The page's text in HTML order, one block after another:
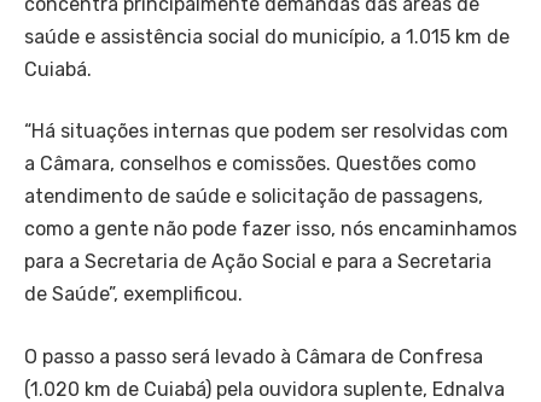
saúde e assistência social do município, a 1.015 km de
Cuiabá.
“Há situações internas que podem ser resolvidas com
a Câmara, conselhos e comissões. Questões como
atendimento de saúde e solicitação de passagens,
como a gente não pode fazer isso, nós encaminhamos
para a Secretaria de Ação Social e para a Secretaria
de Saúde”, exemplificou.
O passo a passo será levado à Câmara de Confresa
(1.020 km de Cuiabá) pela ouvidora suplente, Ednalva